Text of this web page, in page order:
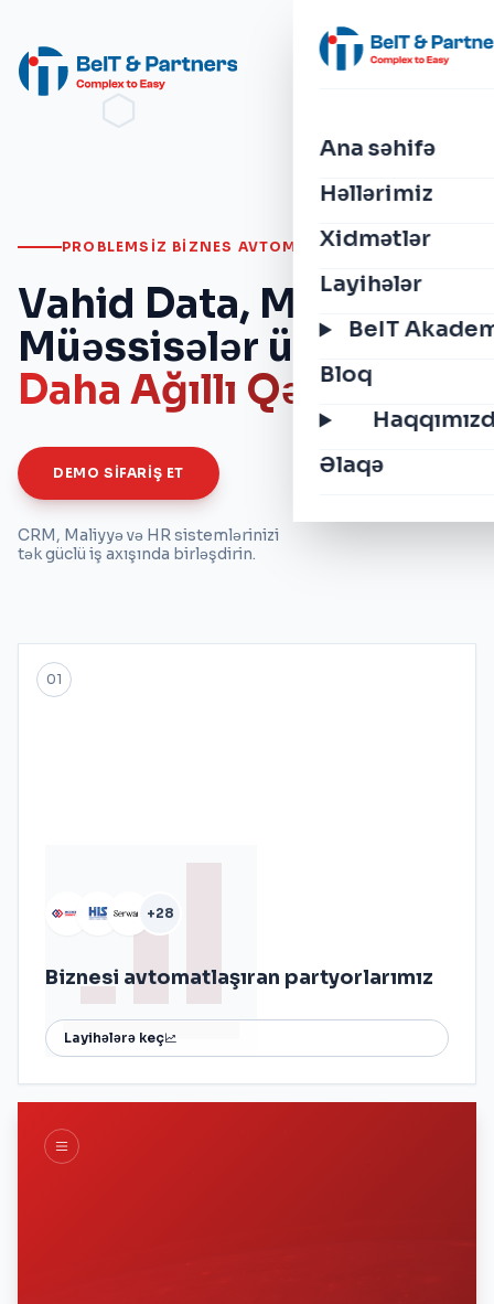
Ana səhifə
Həllərimiz
Xidmətlər
Layihələr
BeIT
Bloq
Əlaqə
PROBLEMSIZ BIZNES AVTOMATLAŞDIRILMASI
Vahid Data, Müasir
Müəssisələr üçün
Daha Ağıllı Qərarlar
DEMO SIFARIŞ ET
CRM, Maliyyə və HR sistemlərinizi
tək güclü iş axışında birləşdirin.
01
+28
Biznesi avtomatlaşıran partyorlarımız
Layihələrə keç